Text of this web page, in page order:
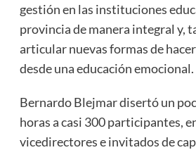
gestión en las instituciones
provincia de manera integral y,
articular nuevas formas de
desde una educación emocional.
Bernardo Blejmar disertó un
horas a casi 300 participantes,
vicedirectores e invitados de